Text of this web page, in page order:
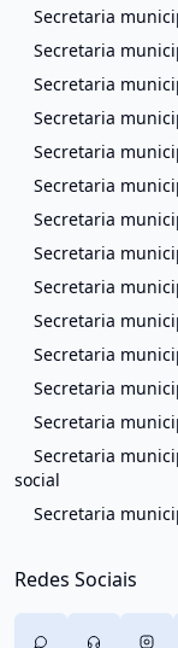
Secretaria
Secretaria
Secretaria
Secretaria
Secretaria
Secretaria
Secretaria
Secretaria
Secretaria
Secretaria
Secretaria
Secretaria
Secretaria
Secretaria
social
Secretaria
Redes Sociais